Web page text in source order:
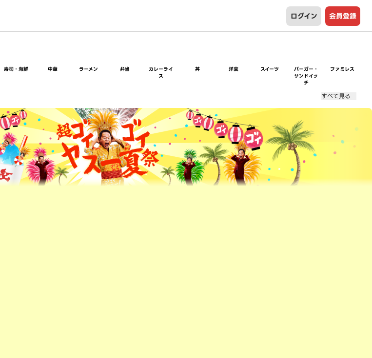
ログイン 会員登録
寿司・海鮮 中華 ラーメン 弁当
カレーライ
ス
丼 洋食 スイーツ
バーガー・
サンドイッ
チ
ファミレス
すべて見る